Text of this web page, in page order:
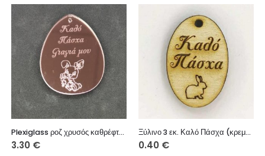
Plexiglass ροζ χρυσός καθρέφτης αυγό 7 εκ. Καλό Πάσχα Γιαγιά μου
3.30 €
Ξύλινο 3 εκ. Καλό Πάσχα (κρεμαστό)
0.40 €